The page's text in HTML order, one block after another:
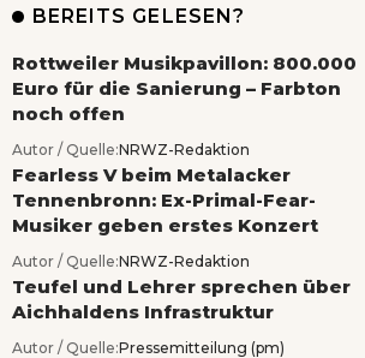
BEREITS GELESEN?
Rottweiler Musikpavillon: 800.000
Euro für die Sanierung – Farbton
noch offen
Autor / Quelle:NRWZ-Redaktion
Fearless V beim Metalacker
Tennenbronn: Ex-Primal-Fear-
Musiker geben erstes Konzert
Autor / Quelle:NRWZ-Redaktion
Teufel und Lehrer sprechen über
Aichhaldens Infrastruktur
Autor / Quelle:Pressemitteilung (pm)